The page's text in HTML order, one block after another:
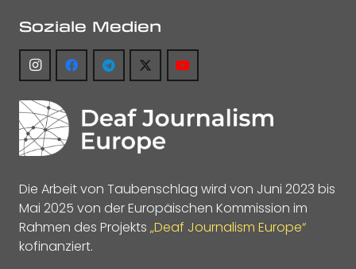
Soziale Medien
Die Arbeit von Taubenschlag wird von Juni 2023 bis
Mai 2025 von der Europäischen Kommission im
Rahmen des Projekts „Deaf Journalism Europe“
kofinanziert.